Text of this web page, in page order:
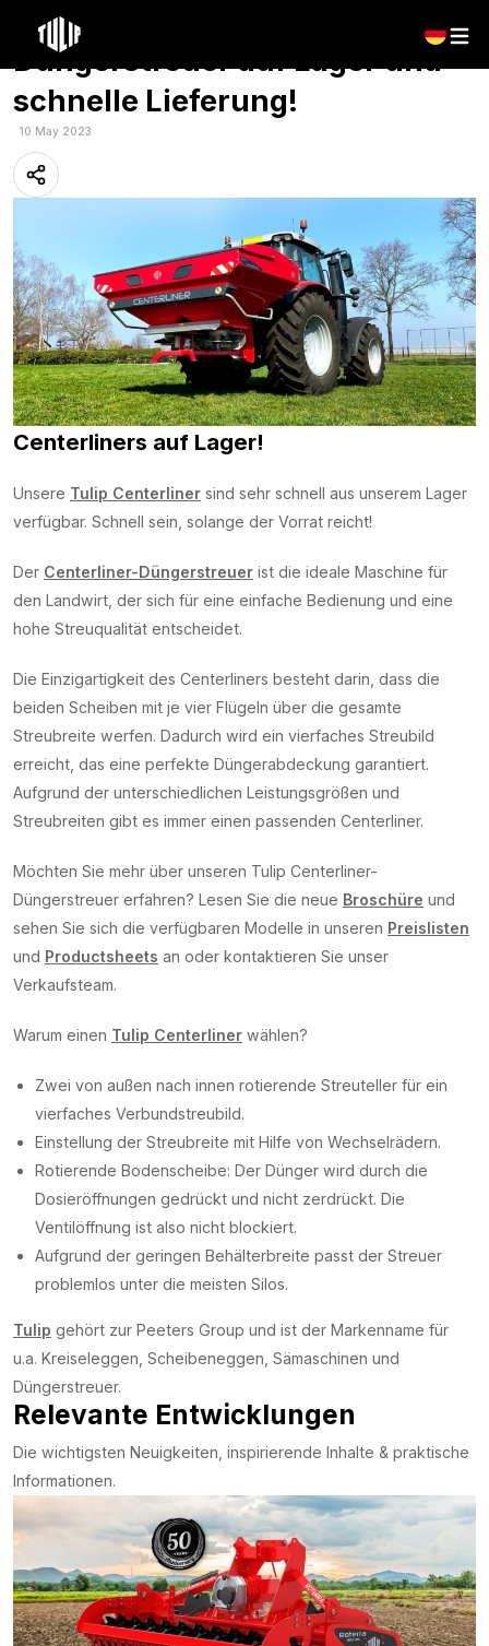
Tulip Centerliner
Düngerstreuer auf Lager und
schnelle Lieferung!
10 May 2023
Centerliners auf Lager!
Unsere Tulip Centerliner sind sehr schnell aus unserem Lager
verfügbar. Schnell sein, solange der Vorrat reicht!
Der Centerliner-Düngerstreuer ist die ideale Maschine für
den Landwirt, der sich für eine einfache Bedienung und eine
hohe Streuqualität entscheidet.
Die Einzigartigkeit des Centerliners besteht darin, dass die
beiden Scheiben mit je vier Flügeln über die gesamte
Streubreite werfen. Dadurch wird ein vierfaches Streubild
erreicht, das eine perfekte Düngerabdeckung garantiert.
Aufgrund der unterschiedlichen Leistungsgrößen und
Streubreiten gibt es immer einen passenden Centerliner.
Möchten Sie mehr über unseren Tulip Centerliner-
Düngerstreuer erfahren? Lesen Sie die neue Broschüre und
sehen Sie sich die verfügbaren Modelle in unseren Preislisten
und Productsheets an oder kontaktieren Sie unser
Verkaufsteam.
Warum einen Tulip Centerliner wählen?
Zwei von außen nach innen rotierende Streuteller für ein
vierfaches Verbundstreubild.
Einstellung der Streubreite mit Hilfe von Wechselrädern.
Rotierende Bodenscheibe: Der Dünger wird durch die
Dosieröffnungen gedrückt und nicht zerdrückt. Die
Ventilöffnung ist also nicht blockiert.
Aufgrund der geringen Behälterbreite passt der Streuer
problemlos unter die meisten Silos.
Tulip gehört zur Peeters Group und ist der Markenname für
u.a. Kreiseleggen, Scheibeneggen, Sämaschinen und
Düngerstreuer.
Relevante Entwicklungen
Die wichtigsten Neuigkeiten, inspirierende Inhalte & praktische
Informationen.